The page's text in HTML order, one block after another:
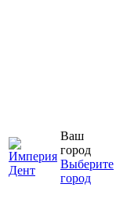
Ваш
город
Выберите
город